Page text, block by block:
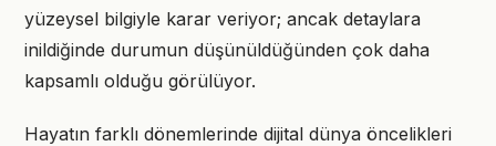
yüzeysel bilgiyle karar veriyor; ancak detaylara
inildiğinde durumun düşünüldüğünden çok daha
kapsamlı olduğu görülüyor.
Hayatın farklı dönemlerinde dijital dünya öncelikleri